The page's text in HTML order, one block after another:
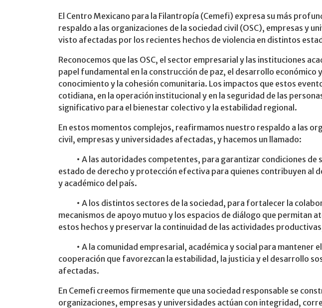
El Centro Mexicano para la Filantropía (Cemefi) expresa su más
respaldo a las organizaciones de la sociedad civil (OSC), empresas y
visto afectadas por los recientes hechos de violencia en distintos
Reconocemos que las OSC, el sector empresarial y las instituciones
papel fundamental en la construcción de paz, el desarrollo económico
conocimiento y la cohesión comunitaria. Los impactos que estos
cotidiana, en la operación institucional y en la seguridad de las
significativo para el bienestar colectivo y la estabilidad regional.
En estos momentos complejos, reafirmamos nuestro respaldo a las
civil, empresas y universidades afectadas, y hacemos un llamado:
• A las autoridades competentes, para garantizar condiciones de
estado de derecho y protección efectiva para quienes contribuyen al
y académico del país.
• A los distintos sectores de la sociedad, para fortalecer la
mecanismos de apoyo mutuo y los espacios de diálogo que permitan
estos hechos y preservar la continuidad de las actividades
• A la comunidad empresarial, académica y social para mantener
cooperación que favorezcan la estabilidad, la justicia y el desarrollo
afectadas.
En Cemefi creemos firmemente que una sociedad responsable se
organizaciones, empresas y universidades actúan con integridad,